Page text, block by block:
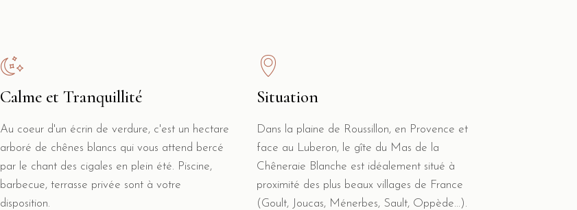
Calme et Tranquillité
Au coeur d'un écrin de verdure, c'est un hectare
arboré de chênes blancs qui vous attend bercé
par le chant des cigales en plein été. Piscine,
barbecue, terrasse privée sont à votre
disposition.
Situation
Dans la plaine de Roussillon, en Provence et
face au Luberon, le gîte du Mas de la
Chêneraie Blanche est idéalement situé à
proximité des plus beaux villages de France
(Goult, Joucas, Ménerbes, Sault, Oppède...).